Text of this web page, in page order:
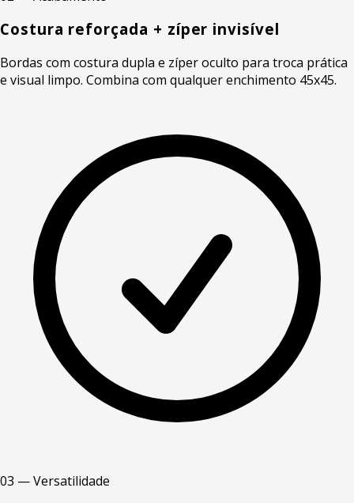
Costura reforçada + zíper invisível
Bordas com costura dupla e zíper oculto para troca prática
e visual limpo. Combina com qualquer enchimento 45x45.
03 — Versatilidade